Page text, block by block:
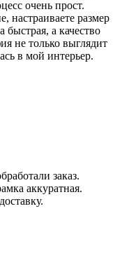
очень прост.
настраиваете размер
быстрая, а качество
не только выглядит
в мой интерьер.
заказ.
аккуратная.